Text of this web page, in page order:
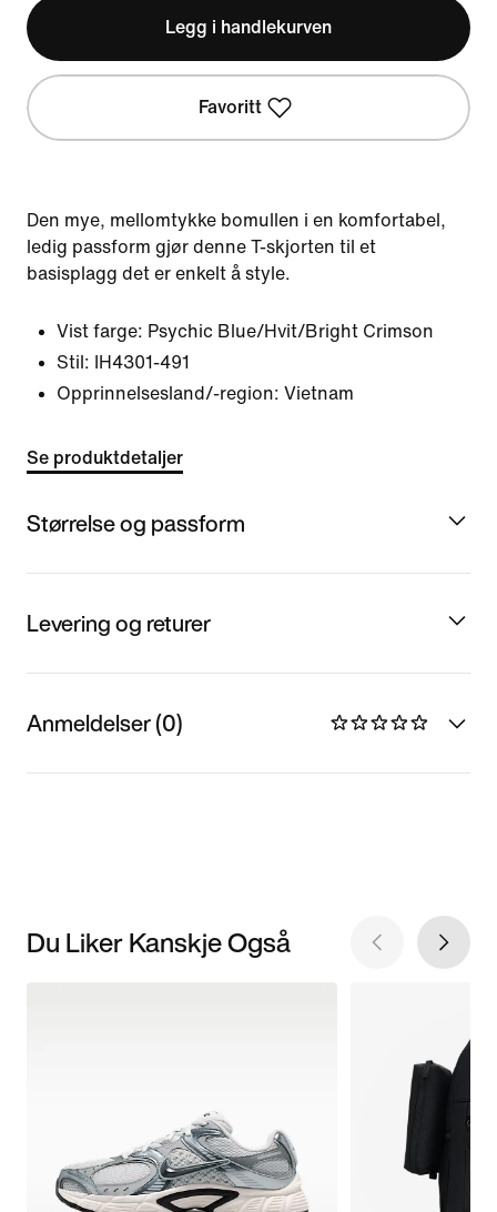
Legg i handlekurven
Favoritt
Den mye, mellomtykke bomullen i en komfortabel,
ledig passform gjør denne T-skjorten til et
basisplagg det er enkelt å style.
Vist farge: Psychic Blue/Hvit/Bright Crimson
Stil:
IH4301-491
Opprinnelsesland/-region: Vietnam
Se produktdetaljer
Størrelse og passform
Levering og returer
Anmeldelser (0)
Du Liker Kanskje Også